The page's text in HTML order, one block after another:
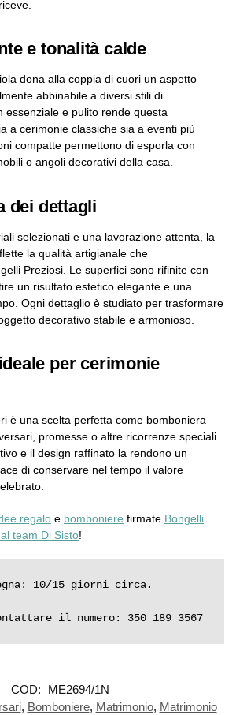
e tonalità calde
dona alla coppia di cuori un aspetto
abbinabile a diversi stili di
essenziale e pulito rende questa
a cerimonie classiche sia a eventi più
compatte permettono di esporla con
o angoli decorativi della casa.
dei dettagli
selezionati e una lavorazione attenta, la
la qualità artigianale che
Preziosi. Le superfici sono rifinite con
un risultato estetico elegante e una
Ogni dettaglio è studiato per trasformare
decorativo stabile e armonioso.
per cerimonie
è una scelta perfetta come bomboniera
promesse o altre ricorrenze speciali.
e il design raffinato la rendono un
di conservare nel tempo il valore
regalo e bomboniere firmate Bongelli
team Di Sisto!
10/15 giorni circa.
il numero: 350 189 3567
COD:
ME2694/1N
, Bomboniere, Matrimonio, Matrimonio